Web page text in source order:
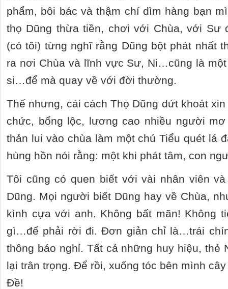
phẩm, bôi bác và thậm chí dìm hàng bạn
thọ Dũng thừa tiền, chơi với Chùa, với Sư
(có tôi) từng nghĩ rằng Dũng bột phát nhất
ra nơi Chùa và lĩnh vực Sư, Ni…cũng là
si…để mà quay về với đời thường.
Thế nhưng, cái cách Thọ Dũng dứt khoát
chức, bổng lộc, lương cao nhiều người
thản lui vào chùa làm một chú Tiểu quét lá
hùng hồn nói rằng: một khi phát tâm, con
Tôi cũng có quen biết với vài nhân viên
Dũng. Mọi người biết Dũng hay về Chùa,
kình cựa với anh. Không bất mãn! Không
gì…để phải rời đi. Đơn giản chỉ là…trái
thông báo nghỉ. Tất cả những huy hiệu,
lại trân trọng. Để rồi, xuống tóc bên mình
Đề!